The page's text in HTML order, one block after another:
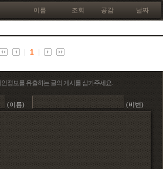
이름 조회 공감 날짜
1
정보를 유출하는 글의 게시를 삼가주세요.
(이름) (비번)